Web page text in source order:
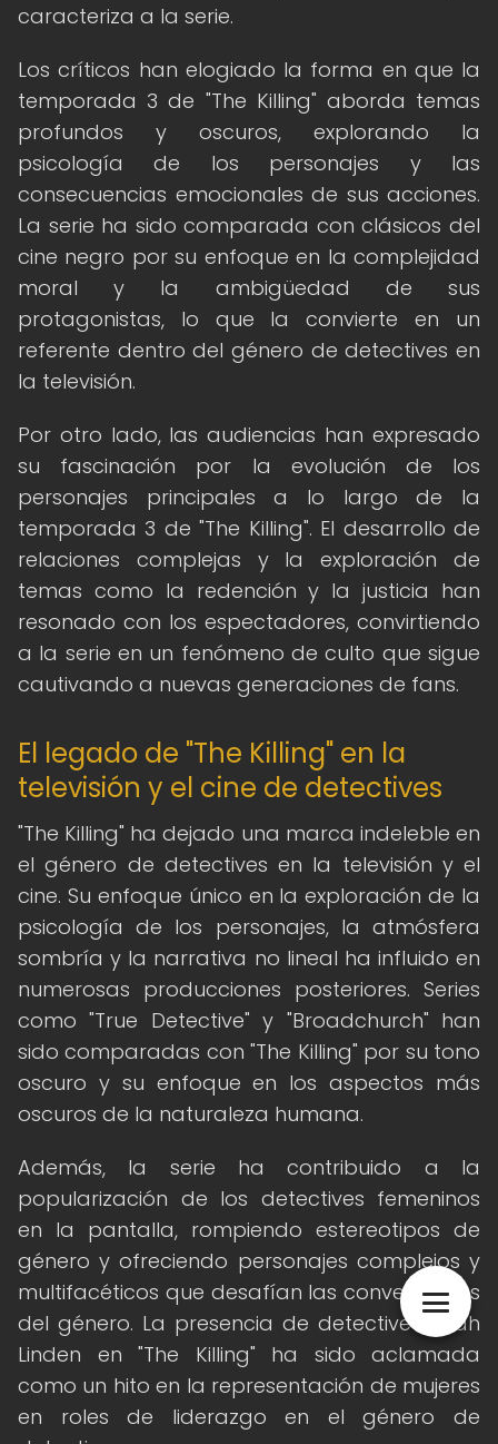
caracteriza a la serie.
Los críticos han elogiado la forma en que la
temporada 3 de "The Killing" aborda temas
profundos y oscuros, explorando la
psicología de los personajes y las
consecuencias emocionales de sus acciones.
La serie ha sido comparada con clásicos del
cine negro por su enfoque en la complejidad
moral y la ambigüedad de sus
protagonistas, lo que la convierte en un
referente dentro del género de detectives en
la televisión.
Por otro lado, las audiencias han expresado
su fascinación por la evolución de los
personajes principales a lo largo de la
temporada 3 de "The Killing". El desarrollo de
relaciones complejas y la exploración de
temas como la redención y la justicia han
resonado con los espectadores, convirtiendo
a la serie en un fenómeno de culto que sigue
cautivando a nuevas generaciones de fans.
El legado de "The Killing" en la
televisión y el cine de detectives
"The Killing" ha dejado una marca indeleble en
el género de detectives en la televisión y el
cine. Su enfoque único en la exploración de la
psicología de los personajes, la atmósfera
sombría y la narrativa no lineal ha influido en
numerosas producciones posteriores. Series
como "True Detective" y "Broadchurch" han
sido comparadas con "The Killing" por su tono
oscuro y su enfoque en los aspectos más
oscuros de la naturaleza humana.
Además, la serie ha contribuido a la
popularización de los detectives femeninos
en la pantalla, rompiendo estereotipos de
género y ofreciendo personajes complejos y
multifacéticos que desafían las convenciones
del género. La presencia de detective Sarah
Linden en "The Killing" ha sido aclamada
como un hito en la representación de mujeres
en roles de liderazgo en el género de